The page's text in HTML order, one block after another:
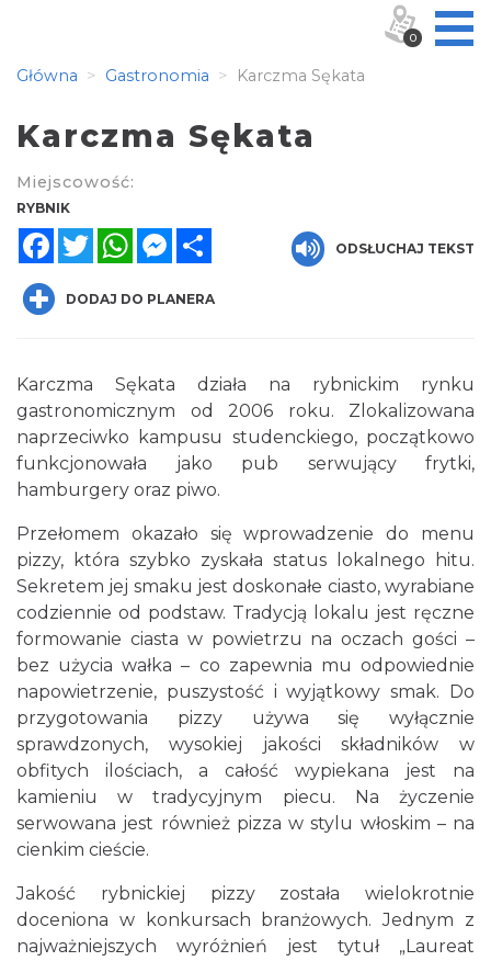
Główna Gastronomia Karczma Sękata
Karczma Sękata
Miejscowość:
RYBNIK
FacebookTwitterWhatsAppMessenger
ODSŁUCHAJ TEKST
DODAJ DO PLANERA
Karczma Sękata działa na rybnickim rynku
gastronomicznym od 2006 roku. Zlokalizowana
naprzeciwko kampusu studenckiego, początkowo
funkcjonowała jako pub serwujący frytki,
hamburgery oraz piwo.
Przełomem okazało się wprowadzenie do menu
pizzy, która szybko zyskała status lokalnego hitu.
Sekretem jej smaku jest doskonałe ciasto, wyrabiane
codziennie od podstaw. Tradycją lokalu jest ręczne
formowanie ciasta w powietrzu na oczach gości –
bez użycia wałka – co zapewnia mu odpowiednie
napowietrzenie, puszystość i wyjątkowy smak. Do
przygotowania pizzy używa się wyłącznie
sprawdzonych, wysokiej jakości składników w
obfitych ilościach, a całość wypiekana jest na
kamieniu w tradycyjnym piecu. Na życzenie
serwowana jest również pizza w stylu włoskim – na
cienkim cieście.
Jakość rybnickiej pizzy została wielokrotnie
doceniona w konkursach branżowych. Jednym z
najważniejszych wyróżnień jest tytuł „Laureat
0